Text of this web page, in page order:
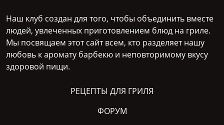
Наш клуб создан для того, чтобы объединить вместе
людей, увлеченных приготовлением блюд на гриле.
Мы посвящаем этот сайт всем, кто разделяет нашу
любовь к аромату барбекю и неповторимому вкусу
здоровой пищи.
РЕЦЕПТЫ ДЛЯ ГРИЛЯ
ФОРУМ